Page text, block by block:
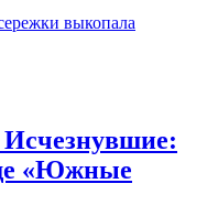
выкопала
Исчезнувшие:
«Южные